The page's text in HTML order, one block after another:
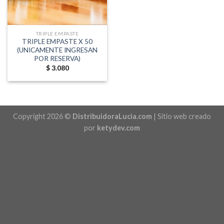
TRIPLE EMPASTE
TRIPLE EMPASTE X 50
(UNICAMENTE INGRESAN
POR RESERVA)
$3.080
Copyright 2026 © DistribuidoraLucia.com | Sitio web creado
por ketydev.com